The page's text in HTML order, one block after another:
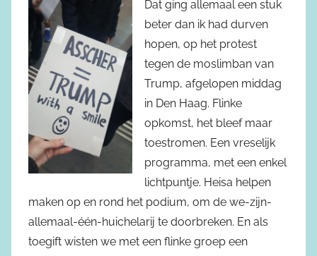
Dat ging allemaal een stuk
beter dan ik had durven
hopen, op het protest
tegen de moslimban van
Trump, afgelopen middag
in Den Haag. Flinke
opkomst, het bleef maar
toestromen. Een vreselijk
programma, met een enkel
lichtpuntje. Heisa helpen
maken op en rond het podium, om de we-zijn-
allemaal-één-huichelarij te doorbreken. En als
toegift wisten we met een flinke groep een